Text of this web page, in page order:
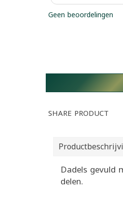
Geen beoordelingen
SHARE PRODUCT
Dadels gevuld
delen.